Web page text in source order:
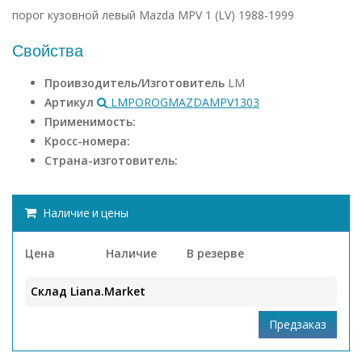
порог кузовной левый Mazda MPV 1 (LV) 1988-1999
Свойства
Проивзодитель/Изготовитель LM
Артикул
LMPOROGMAZDAMPV1303
Применимость:
Кросс-номера:
Страна-изготовитель:
Наличие и цены
Цена Наличие В резерве
Склад Liana.Market